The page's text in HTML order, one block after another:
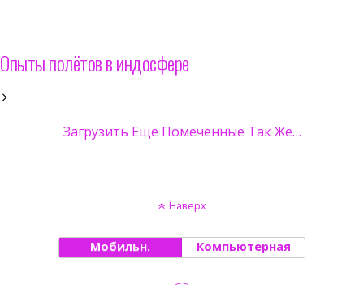
Опыты полётов в индосфере
Загрузить Еще Помеченные Так Же…
Наверх
Мобильн. Компьютерная